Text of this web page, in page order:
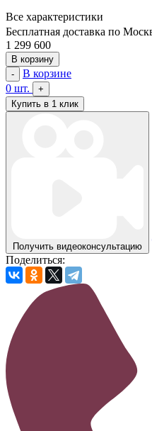
Все характеристики
Бесплатная доставка по
1 299 600
В корзину
-
В корзине
0 шт.
+
Купить в 1 клик
Получить видеоконсультацию
Поделиться: